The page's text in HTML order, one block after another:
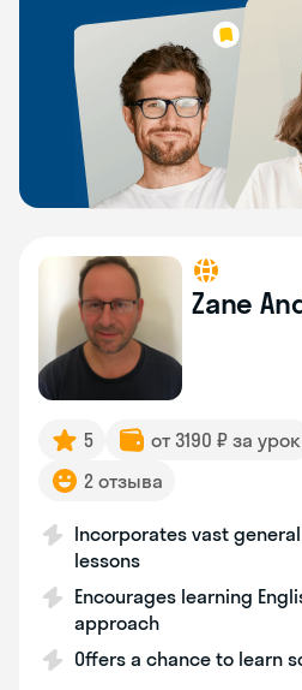
Zane
5 от 3190 ₽ за урок
2 отзыва
Incorporates vast
lessons
Encourages learning
approach
Offers a chance to learn